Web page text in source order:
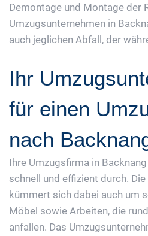
Demontage und Montage der
Umzugsunternehmen in
auch jeglichen Abfall, der
Ihr
für einen
nach
Ihre Umzugsfirma in
schnell und effizient durch.
kümmert sich dabei auch um
Möbel sowie Arbeiten, die
anfallen. Das